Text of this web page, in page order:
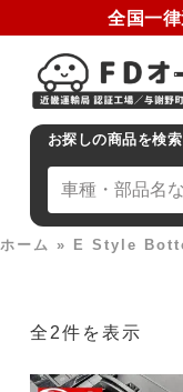
全国一
お探しの商品を検索
ホーム » E Style
全2件を表示